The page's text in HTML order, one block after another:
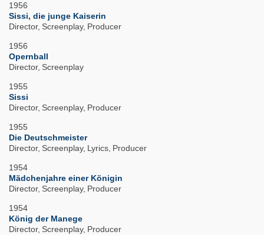
1956
Sissi, die junge Kaiserin
Director Screenplay Producer
1956
Opernball
Director Screenplay
1955
Sissi
Director Screenplay Producer
1955
Die Deutschmeister
Director Screenplay Lyrics Producer
1954
Mädchenjahre einer Königin
Director Screenplay Producer
1954
König der Manege
Director Screenplay Producer